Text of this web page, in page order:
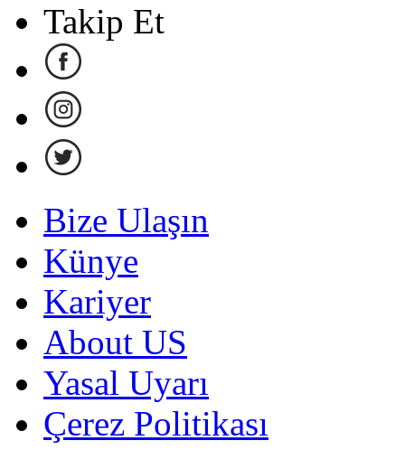
Takip Et
Bize Ulaşın
Künye
Kariyer
About US
Yasal Uyarı
Çerez Politikası